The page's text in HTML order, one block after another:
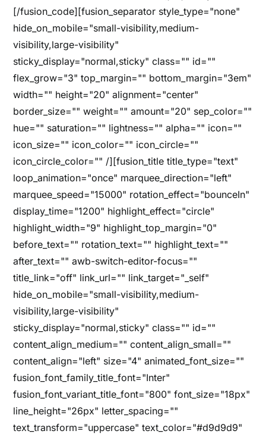
[/fusion_code][fusion_separator style_type="none"
hide_on_mobile="small-visibility,medium-
visibility,large-visibility"
sticky_display="normal,sticky" class="" id=""
flex_grow="3" top_margin="" bottom_margin="3em"
width="" height="20" alignment="center"
border_size="" weight="" amount="20" sep_color=""
hue="" saturation="" lightness="" alpha="" icon=""
icon_size="" icon_color="" icon_circle=""
icon_circle_color="" /][fusion_title title_type="text"
loop_animation="once" marquee_direction="left"
marquee_speed="15000" rotation_effect="bounceIn"
display_time="1200" highlight_effect="circle"
highlight_width="9" highlight_top_margin="0"
before_text="" rotation_text="" highlight_text=""
after_text="" awb-switch-editor-focus=""
title_link="off" link_url="" link_target="_self"
hide_on_mobile="small-visibility,medium-
visibility,large-visibility"
sticky_display="normal,sticky" class="" id=""
content_align_medium="" content_align_small=""
content_align="left" size="4" animated_font_size=""
fusion_font_family_title_font="Inter"
fusion_font_variant_title_font="800" font_size="18px"
line_height="26px" letter_spacing=""
text_transform="uppercase" text_color="#d9d9d9"